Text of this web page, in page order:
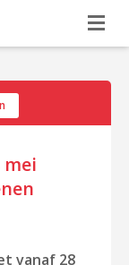
vanaf 28